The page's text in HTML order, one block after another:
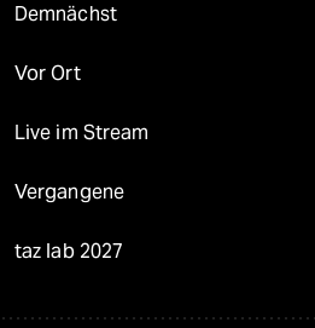
Demnächst
Vor Ort
Live im Stream
Vergangene
taz lab 2027